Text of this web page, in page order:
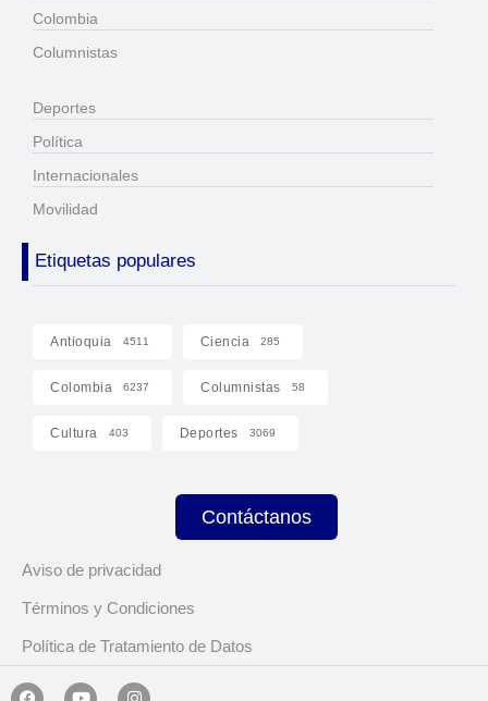
Colombia
Columnistas
Deportes
Política
Internacionales
Movilidad
Etiquetas populares
Antioquia 4511 Ciencia 285
Colombia 6237 Columnistas 58
Cultura 403 Deportes 3069
Contáctanos
Aviso de privacidad
Términos y Condiciones
Política de Tratamiento de Datos